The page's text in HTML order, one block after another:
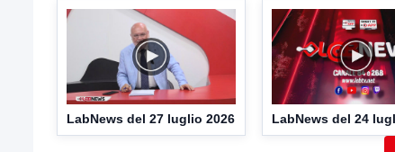
LabNews del 27 luglio 2026 LabNews del 24